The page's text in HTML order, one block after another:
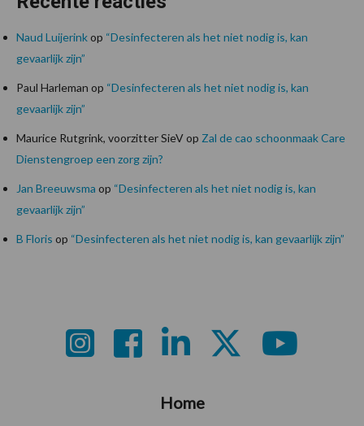
Naud Luijerinkop “Desinfecteren als het niet nodig is, kan
gevaarlijk zijn”
Paul Harleman op “Desinfecteren als het niet nodig is, kan
gevaarlijk zijn”
Maurice Rutgrink, voorzitter SieVop Zal de cao schoonmaak Care
Dienstengroep een zorg zijn?
Jan Breeuwsma op “Desinfecteren als het niet nodig is, kan
gevaarlijk zijn”
B Floris op “Desinfecteren als het niet nodig is, kan gevaarlijk zijn”
Home